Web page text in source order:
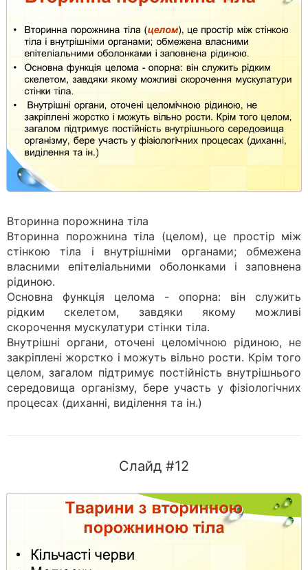
Вторинна порожнина тіла
Вторинна порожнина тіла (целом), це простір між
стінкою тіла і внутрішніми органами; обмежена
власними епітеліальними оболонками і заповнена
рідиною.
Основна функція целома - опорна: він служить
рідким скелетом, завдяки якому можливі
скорочення мускулатури стінки тіла.
Внутрішні органи, оточені целомічною рідиною, не
закріплені жорстко і можуть вільно рости. Крім того
целом, загалом підтримує постійність внутрішнього
середовища організму, бере участь у фізіологічних
процесах (диханні, виділення та ін.)
Слайд #12